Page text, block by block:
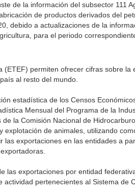
de la información del subsector 111
de productos derivados del
debido a actualizaciones de la
para el periodo
permiten ofrecer cifras sobre la
al resto del mundo.
estadística de los Censos
Mensual del Programa de la
la Comisión Nacional de
de animales, utilizando
exportaciones en las entidades a
las exportaciones por entidad
pertenecientes al Sistema de